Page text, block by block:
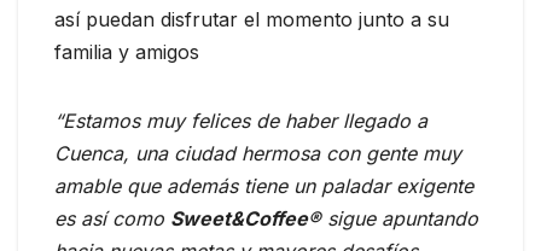
así puedan disfrutar el momento junto a su
familia y amigos
“Estamos muy felices de haber llegado a
Cuenca, una ciudad hermosa con gente muy
amable que además tiene un paladar exigente
es así como Sweet&Coffee®sigue apuntando